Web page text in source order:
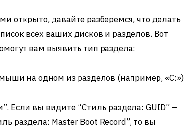
открыто, давайте разберемся, что делать
всех ваших дисков и разделов. Вот
вам выявить тип раздела:
на одном из разделов (например, «C:»)
Если вы видите “Стиль раздела: GUID” –
раздела: Master Boot Record”, то вы